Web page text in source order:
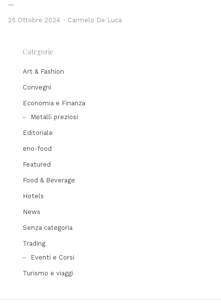
…
25 Ottobre 2024 Author
Carmelo De Luca
Categorie
Art & Fashion
Convegni
Economia e Finanza
Metalli preziosi
Editoriale
eno-food
Featured
Food & Beverage
Hotels
News
Senza categoria
Trading
Eventi e Corsi
Turismo e viaggi